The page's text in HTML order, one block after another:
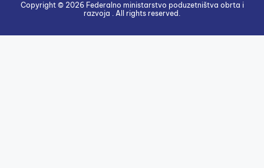
Copyright © 2026 Federalno ministarstvo poduzetništva obrta i
razvoja . All rights reserved.